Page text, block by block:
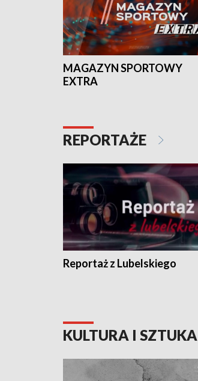
MAGAZYN SPORTOWY
EXTRA
REPORTAŻE
Reportaż z Lubelskiego
KULTURA I SZTUKA